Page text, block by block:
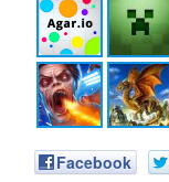
Facebook